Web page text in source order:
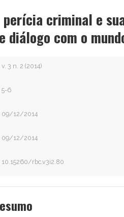
perícia criminal e
diálogo com o
v. 3 n. 2 (2014)
5-6
09/12/2014
09/12/2014
10.15260/rbc.v3i2.80